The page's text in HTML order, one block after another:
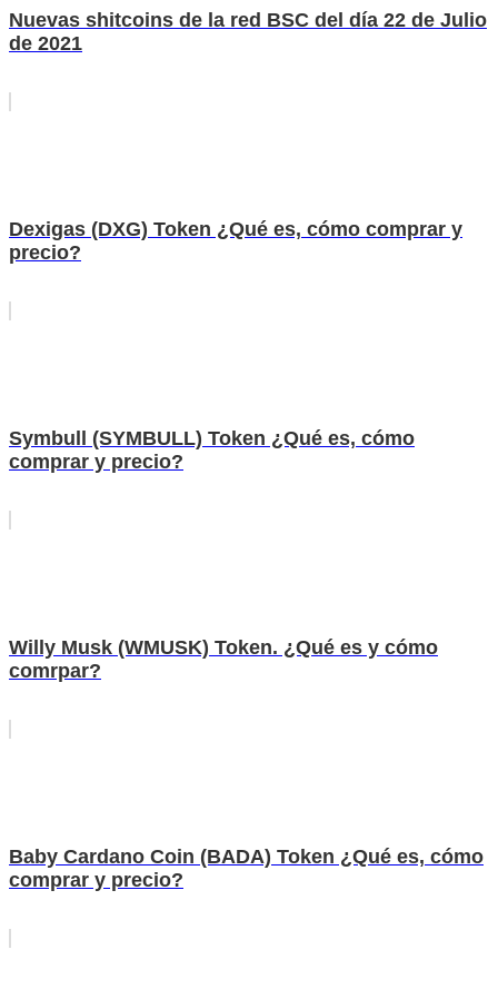
Nuevas shitcoins de la red BSC del día 22 de Julio
de 2021
Dexigas (DXG) Token ¿Qué es, cómo comprar y
precio?
Symbull (SYMBULL) Token ¿Qué es, cómo
comprar y precio?
Willy Musk (WMUSK) Token. ¿Qué es y cómo
comrpar?
Baby Cardano Coin (BADA) Token ¿Qué es, cómo
comprar y precio?